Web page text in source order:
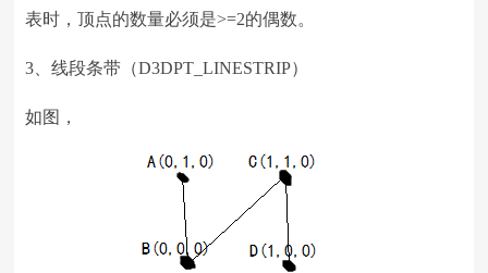
表时，顶点的数量必须是>=2的偶数。
3、线段条带（D3DPT_LINESTRIP）
如图，